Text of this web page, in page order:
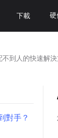
下載 硬
到人的快速解決
對手？